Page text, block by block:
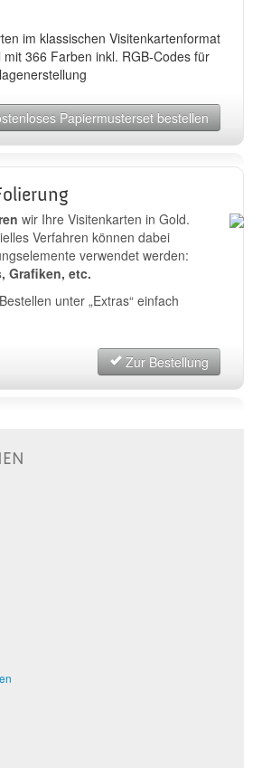
im klassischen Visitenkartenformat
366 Farben inkl. RGB-Codes für
Papiermusterset bestellen
wir Ihre Visitenkarten in Gold.
Verfahren können dabei
verwendet werden:
Grafiken, etc.
unter „Extras“ einfach
Zur Bestellung